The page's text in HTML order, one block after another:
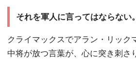
それを軍人に言ってはならない。
クライマックスでアラン・リック
中将が放つ言葉が、心に突き刺さ